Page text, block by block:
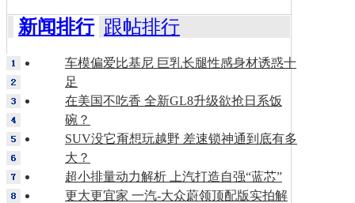
新闻排行 跟帖排行
车模偏爱比基尼 巨乳长腿性感身材诱惑十
足
在美国不吃香 全新GL8升级欲抢日系饭
碗？
SUV没它甭想玩越野 差速锁神通到底有多
大？
超小排量动力解析 上汽打造自强“蓝芯”
更大更宜家 一汽-大众蔚领顶配版实拍解